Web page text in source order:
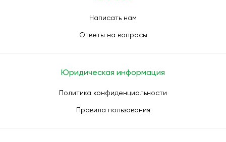
Написать нам
Ответы на вопросы
Юридическая информация
Политика конфиденциальности
Правила пользования